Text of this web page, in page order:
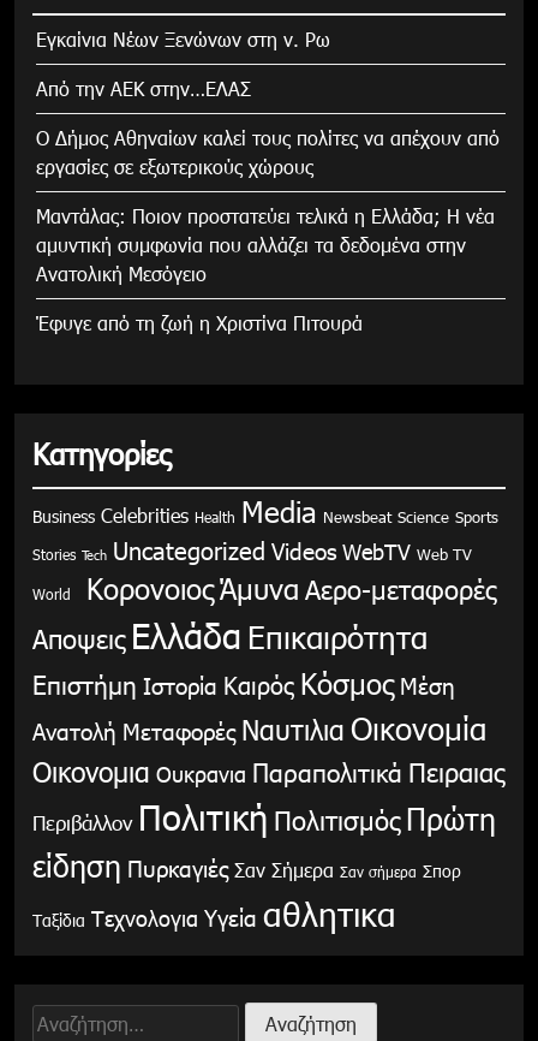
Εγκαίνια Νέων Ξενώνων στη ν. Ρω
Από την ΑΕΚ στην…ΕΛΑΣ
Ο Δήμος Αθηναίων καλεί τους πολίτες να απέχουν από
εργασίες σε εξωτερικούς χώρους
Μαντάλας: Ποιον προστατεύει τελικά η Ελλάδα; Η νέα
αμυντική συμφωνία που αλλάζει τα δεδομένα στην
Ανατολική Μεσόγειο
Έφυγε από τη ζωή η Χριστίνα Πιτουρά
Κατηγορίες
Business Celebrities Health Media Newsbeat Science Sports
Stories Tech Uncategorized Videos WebTV Web TV
World ΚορονοιοςΆμυνα Αερο-μεταφορές
Αποψεις Ελλάδα Επικαιρότητα
Επιστήμη Ιστορία Καιρός Κόσμος Μέση
Ανατολή Μεταφορές Ναυτιλια Οικονομία
Οικονομια Ουκρανια Παραπολιτικά Πειραιας
Περιβάλλον Πολιτική Πολιτισμός Πρώτη
είδηση Πυρκαγιές Σαν Σήμερα Σαν σήμερα Σπορ
Ταξίδια Τεχνολογια Υγεία αθλητικα
Αναζήτηση